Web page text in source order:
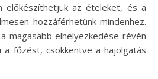
előkészíthetjük az ételeket, és a
hozzáférhetünk mindenhez.
magasabb elhelyezkedése révén
a főzést, csökkentve a hajolgatás